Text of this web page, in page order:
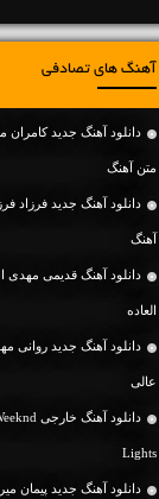
آهنگ های تصادفی
متن آهنگ
آهنگ
دانلود آهنگ قدیمی مهدی
العاده
دانلود آهنگ جديد روانی
عالی
Lights
دانلود آهنگ جديد پیمان